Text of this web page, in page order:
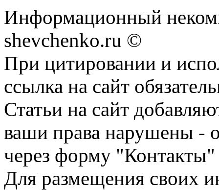
Информационный
shevchenko.ru ©
При цитировании и
ссылка на сайт
Статьи на сайт
ваши права нарушены -
через форму "Контакты"
Для размещения своих